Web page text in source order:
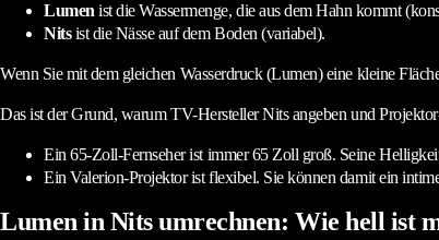
Lumen ist die Wassermenge, die aus dem Hahn kommt
Nitsist die Nässe auf dem Boden (variabel).
Wenn Sie mit dem gleichen Wasserdruck (Lumen) eine kleine
Das ist der Grund, warum TV-Hersteller Nits angeben und
Ein 65-Zoll-Fernseher ist immer 65 Zoll groß. Seine
Ein Valerion-Projektor ist flexibel. Sie können damit ein
Lumen in Nits umrechnen: Wie hell ist